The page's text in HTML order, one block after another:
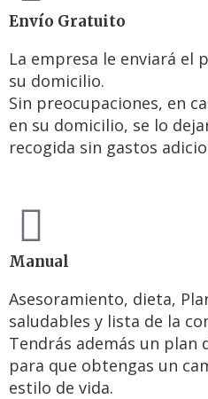
Envío Gratuito
La empresa le enviará el
su domicilio.
Sin preocupaciones, en
en su domicilio, se lo
recogida sin gastos
Manual
Asesoramiento, dieta,
saludables y lista de la
Tendrás además un plan
para que obtengas un
estilo de vida.